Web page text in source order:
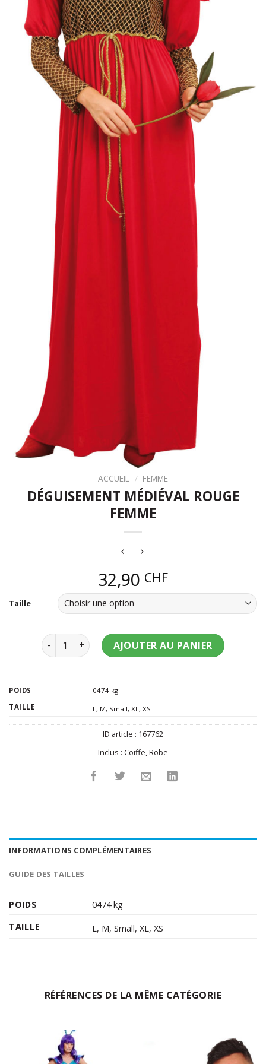
ACCUEIL / FEMME
DÉGUISEMENT MÉDIÉVAL ROUGE
FEMME
32,90 CHF
Taille
quantité de Déguisement médiéval rouge femme
AJOUTER AU PANIER
POIDS
0474 kg
TAILLE
L, M, Small, XL, XS
ID article : 167762
Inclus : Coiffe,Robe
INFORMATIONS COMPLÉMENTAIRES
GUIDE DES TAILLES
POIDS
0474 kg
TAILLE
L, M,Small,XL,XS
RÉFÉRENCES DE LA MÊME CATÉGORIE